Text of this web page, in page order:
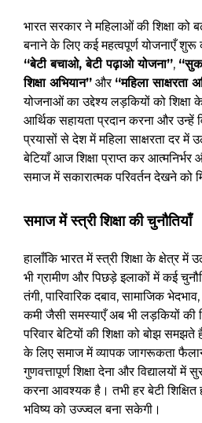
भारत सरकार ने महिलाओं की शिक्षा को
बनाने के लिए कई महत्वपूर्ण योजनाएँ
“बेटी बचाओ, बेटी पढ़ाओ योजना”,
शिक्षा अभियान” और “महिला साक्षरता
योजनाओं का उद्देश्य लड़कियों को
आर्थिक सहायता प्रदान करना और उन्हें
प्रयासों से देश में महिला साक्षरता दर में
बेटियाँ आज शिक्षा प्राप्त कर
समाज में सकारात्मक परिवर्तन देखने को
समाज में स्त्री शिक्षा की चुनौतियाँ
हालाँकि भारत में स्त्री शिक्षा के क्षेत्र
भी ग्रामीण और पिछड़े इलाकों में कई
तंगी, पारिवारिक दबाव, सामाजिक
कमी जैसी समस्याएँ अब भी लड़कियों की
परिवार बेटियों की शिक्षा को बोझ
के लिए समाज में व्यापक जागरूकता
गुणवत्तापूर्ण शिक्षा देना और विद्यालयों में
करना आवश्यक है। तभी हर बेटी
भविष्य को उज्ज्वल बना सकेगी।